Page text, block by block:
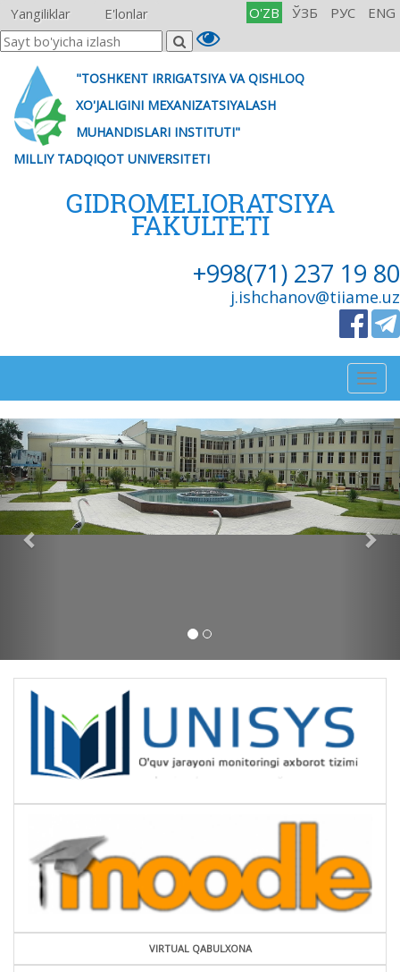
Yangiliklar E'lonlar O'ZB ЎЗБ РУС ENG
"TOSHKENT IRRIGATSIYA VA QISHLOQ
XO'JALIGINI MEXANIZATSIYALASH
MUHANDISLARI INSTITUTI"
MILLIY TADQIQOT UNIVERSITETI
GIDROMELIORATSIYA
FAKULTETI
+998(71) 237 19 80
j.ishchanov@tiiame.uz
VIRTUAL QABULXONA